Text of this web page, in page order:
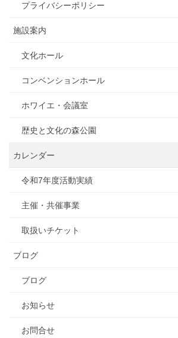
プライバシーポリシー
施設案内
文化ホール
コンベンションホール
ホワイエ・会議室
歴史と文化の森公園
カレンダー
令和7年度活動実績
主催・共催事業
取扱いチケット
ブログ
ブログ
お知らせ
お問合せ